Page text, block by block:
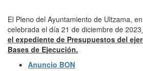
El Pleno del Ayuntamiento de Ultzama, en
celebrada el día 21 de diciembre de 2023
el expediente de Presupuestos del
Bases de Ejecución.
Anuncio BON